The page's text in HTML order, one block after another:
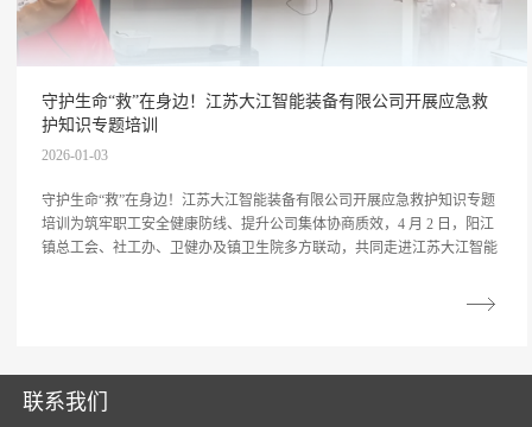
守护生命“救”在身边！江苏大江智能装备有限公司开展应急救
护知识专题培训
2026-01-03
守护生命“救”在身边！江苏大江智能装备有限公司开展应急救护知识专题
培训为筑牢职工安全健康防线、提升公司集体协商质效，4 月 2 日，阳江
镇总工会、社工办、卫健办及镇卫生院多方联动，共同走进江苏大江智能
联系我们